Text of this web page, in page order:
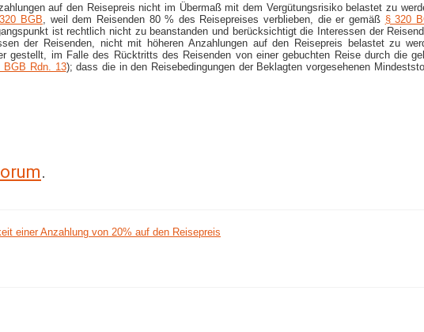
auf den Reisepreis nicht im Übermaß mit dem Vergütungsrisiko belastet zu
BGB , weil dem Reisenden 80 % des Reisepreises verblieben, die er gemäß § 320
ist rechtlich nicht zu beanstanden und berücksichtigt die Interessen der
der Reisenden, nicht mit höheren Anzahlungen auf den Reisepreis belastet zu
gestellt, im Falle des Rücktritts des Reisenden von einer gebuchten Reise durch die
BGB Rdn. 13); dass die in den Reisebedingungen der Beklagten vorgesehenen
.
einer Anzahlung von 20% auf den Reisepreis